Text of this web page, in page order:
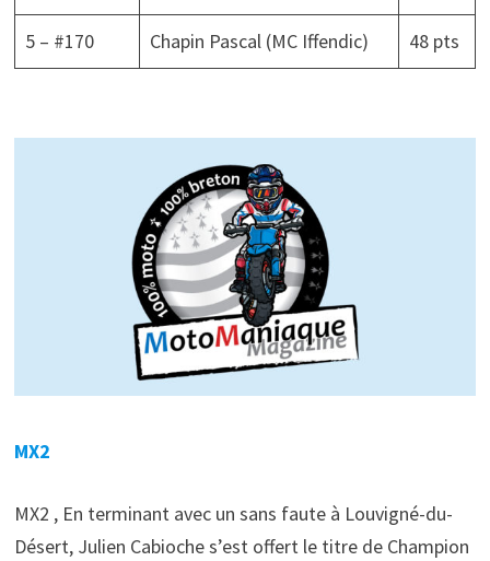
5 – #170 Chapin Pascal (MC Iffendic) 48 pts
MX2
MX2 , En terminant avec un sans faute à Louvigné-du-
Désert, Julien Cabioche s’est offert le titre de Champion